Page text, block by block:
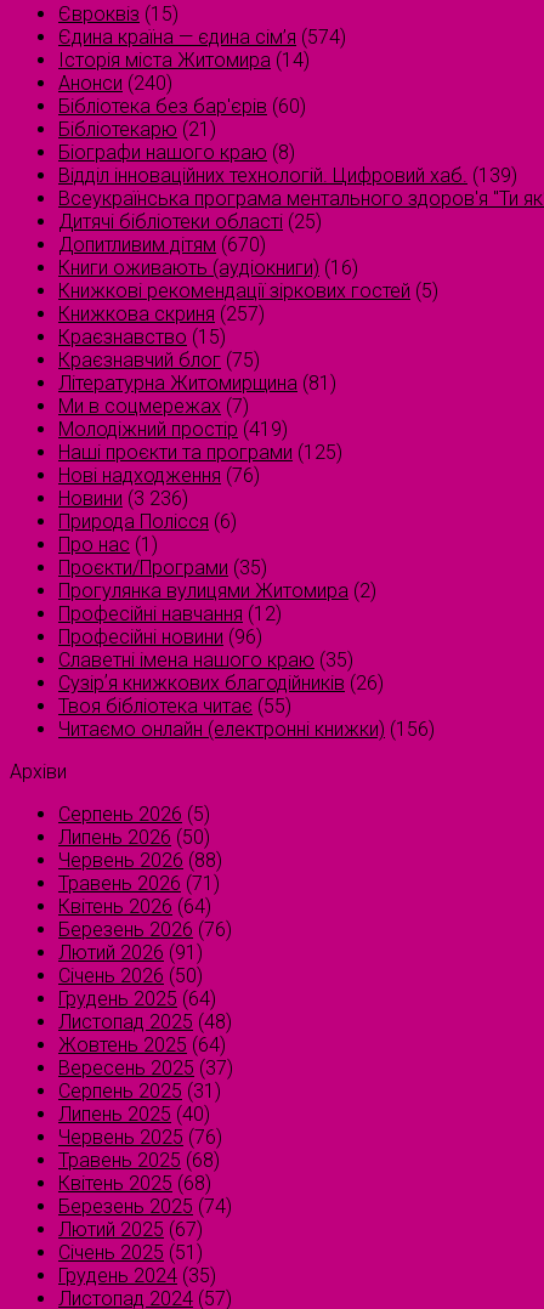
Євроквіз (15)
Єдина країна — єдина сім’я (574)
Історія міста Житомира (14)
Анонси (240)
Бібліотека без бар'єрів (60)
Бібліотекарю (21)
Біографи нашого краю (8)
Відділ інноваційних технологій. Цифровий хаб. (139)
Всеукраїнська програма ментального здоров'я "Ти
Дитячі бібліотеки області (25)
Допитливим дітям (670)
Книги оживають (аудіокниги) (16)
Книжкові рекомендації зіркових гостей (5)
Книжкова скриня (257)
Краєзнавство (15)
Краєзнавчий блог (75)
Літературна Житомирщина (81)
Ми в соцмережах (7)
Молодіжний простір (419)
Наші проєкти та програми (125)
Нові надходження (76)
Новини (3 236)
Природа Полісся (6)
Про нас (1)
Проєкти/Програми (35)
Прогулянка вулицями Житомира (2)
Професійні навчання (12)
Професійні новини (96)
Славетні імена нашого краю (35)
Сузірʼя книжкових благодійників (26)
Твоя бібліотека читає (55)
Читаємо онлайн (електронні книжки) (156)
Архіви
Серпень 2026 (5)
Липень 2026 (50)
Червень 2026 (88)
Травень 2026 (71)
Квітень 2026 (64)
Березень 2026 (76)
Лютий 2026 (91)
Січень 2026 (50)
Грудень 2025 (64)
Листопад 2025 (48)
Жовтень 2025 (64)
Вересень 2025 (37)
Серпень 2025 (31)
Липень 2025 (40)
Червень 2025 (76)
Травень 2025 (68)
Квітень 2025 (68)
Березень 2025 (74)
Лютий 2025 (67)
Січень 2025 (51)
Грудень 2024 (35)
Листопад 2024 (57)